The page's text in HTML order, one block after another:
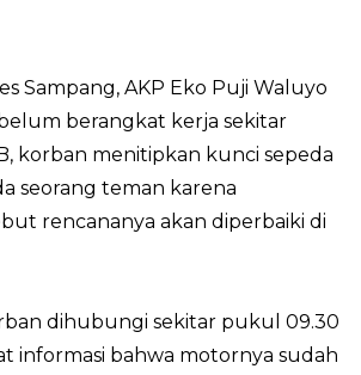
Sampang, AKP Eko Puji Waluyo
berangkat kerja sekitar
korban menitipkan kunci sepeda
seorang teman karena
rencananya akan diperbaiki di
dihubungi sekitar pukul 09.30
informasi bahwa motornya sudah